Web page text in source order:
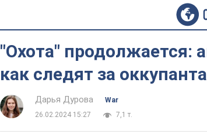
"Охота" продолжается:
как следят за
Дарья Дурова
War
26.02.2024 15:27
7,1 т.